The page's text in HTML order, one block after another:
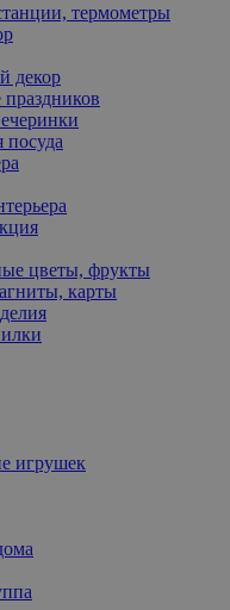
термометры
декор
посуда
цветы, фрукты
карты
игрушек